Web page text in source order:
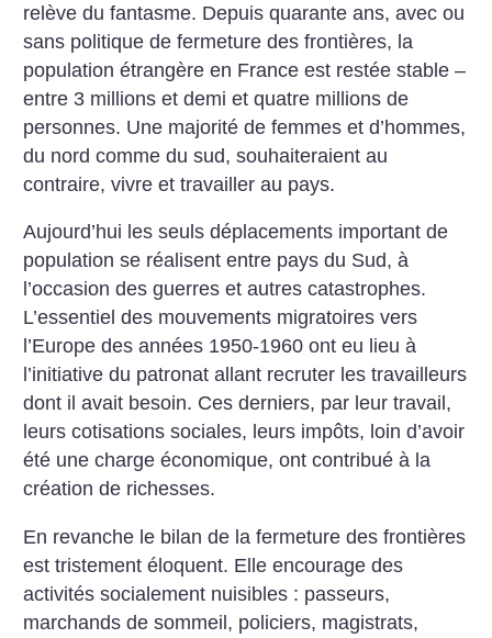
relève du fantasme. Depuis quarante ans, avec ou
sans politique de fermeture des frontières, la
population étrangère en France est restée stable –
entre 3 millions et demi et quatre millions de
personnes. Une majorité de femmes et d’hommes,
du nord comme du sud, souhaiteraient au
contraire, vivre et travailler au pays.
Aujourd’hui les seuls déplacements important de
population se réalisent entre pays du Sud, à
l’occasion des guerres et autres catastrophes.
L’essentiel des mouvements migratoires vers
l’Europe des années 1950-1960 ont eu lieu à
l’initiative du patronat allant recruter les travailleurs
dont il avait besoin. Ces derniers, par leur travail,
leurs cotisations sociales, leurs impôts, loin d’avoir
été une charge économique, ont contribué à la
création de richesses.
En revanche le bilan de la fermeture des frontières
est tristement éloquent. Elle encourage des
activités socialement nuisibles : passeurs,
marchands de sommeil, policiers, magistrats,